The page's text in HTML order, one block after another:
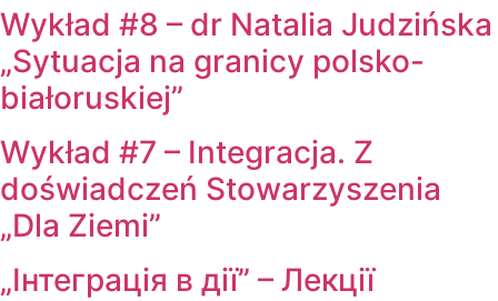
Wykład #8 – dr Natalia Judzińska
„Sytuacja na granicy polsko-
białoruskiej”
Wykład #7 – Integracja. Z
doświadczeń Stowarzyszenia
„Dla Ziemi”
„Інтеграція в дії” – Лекції